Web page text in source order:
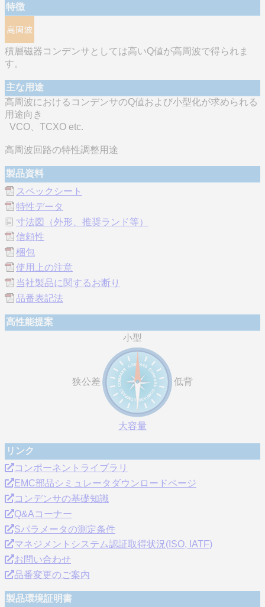
特徴
積層磁器コンデンサとしては高いQ値が高周波で得られま
す。
主な用途
高周波におけるコンデンサのQ値および小型化が求められる
用途向き
VCO、TCXO etc.
高周波回路の特性調整用途
製品資料
スペックシート
特性データ
寸法図（外形、推奨ランド等）
信頼性
梱包
使用上の注意
当社製品に関するお断り
品番表記法
高性能提案
小型
狭公差 低背
大容量
リンク
コンポーネントライブラリ
EMC部品シミュレータダウンロードページ
コンデンサの基礎知識
Q&Aコーナー
Sパラメータの測定条件
マネジメントシステム認証取得状況(ISO, IATF)
お問い合わせ
品番変更のご案内
製品環境証明書